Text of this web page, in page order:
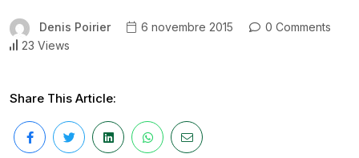
Denis Poirier 6 novembre 2015
0 Comments
23 Views
Share This Article: